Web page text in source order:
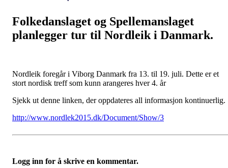
Folkedanslaget og Spellemanslaget
planlegger tur til Nordleik i Danmark.
Nordleik foregår i Viborg Danmark fra 13. til 19. juli. Dette er et
stort nordisk treff som kunn arangeres hver 4. år
Sjekk ut denne linken, der oppdateres all informasjon kontinuerlig.
http://www.nordlek2015.dk/Document/Show/3
Logg inn for å skrive en kommentar.